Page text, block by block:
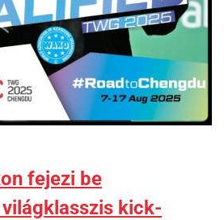
fejezi be
kick-